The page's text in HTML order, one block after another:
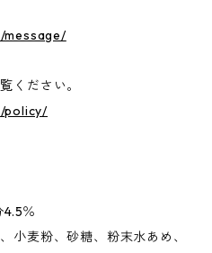
ください。
policy/
％
小麦粉、砂糖、粉末水あめ、